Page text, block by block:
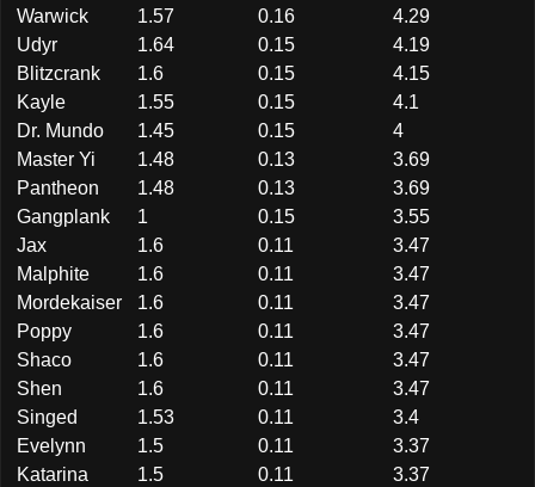
Warwick
1.57 0.16
4.29
Udyr
1.64 0.15
4.19
Blitzcrank
1.6 0.15
4.15
Kayle
1.55 0.15
4.1
Dr. Mundo
1.45 0.15
4
Master Yi
1.48 0.13
3.69
Pantheon
1.48 0.13
3.69
Gangplank
1 0.15
3.55
Jax
1.6 0.11
3.47
Malphite
1.6 0.11
3.47
Mordekaiser
1.6 0.11
3.47
Poppy
1.6 0.11
3.47
Shaco
1.6 0.11
3.47
Shen
1.6 0.11
3.47
Singed
1.53 0.11
3.4
Evelynn
1.5 0.11
3.37
Katarina
1.5 0.11
3.37